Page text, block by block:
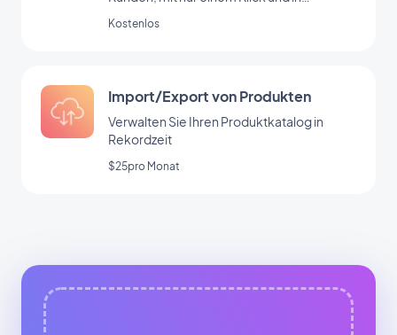
Kostenlos
Import/Export von Produkten
Verwalten Sie Ihren Produktkatalog in
Rekordzeit
$25pro Monat